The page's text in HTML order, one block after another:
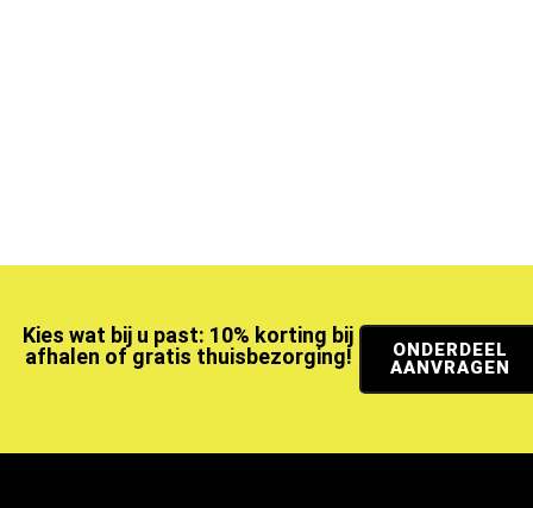
Kies wat bij u past: 10% korting bij
afhalen of gratis thuisbezorging!
ONDERDEEL
AANVRAGEN